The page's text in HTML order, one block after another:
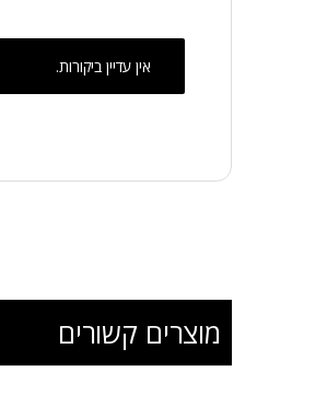
אין עדיין ביקורות.
מוצרים קשורים